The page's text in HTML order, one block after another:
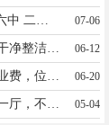
07-06
车库改住宅出租，位置南六惠民小区，室内干净整洁，家电齐全，拎包入住，适合老人和一中陪读居住，☎15945555828(微信同步） 06-12
06-20
05-04